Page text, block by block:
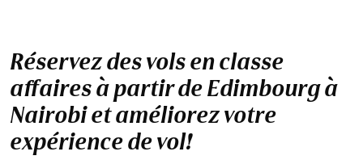
Réservez des vols en classe
affaires à partir de Edimbourg à
Nairobi et améliorez votre
expérience de vol!